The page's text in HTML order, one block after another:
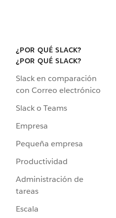
¿POR QUÉ SLACK?
¿POR QUÉ SLACK?
Slack en comparación
con Correo electrónico
Slack o Teams
Empresa
Pequeña empresa
Productividad
Administración de
tareas
Escala